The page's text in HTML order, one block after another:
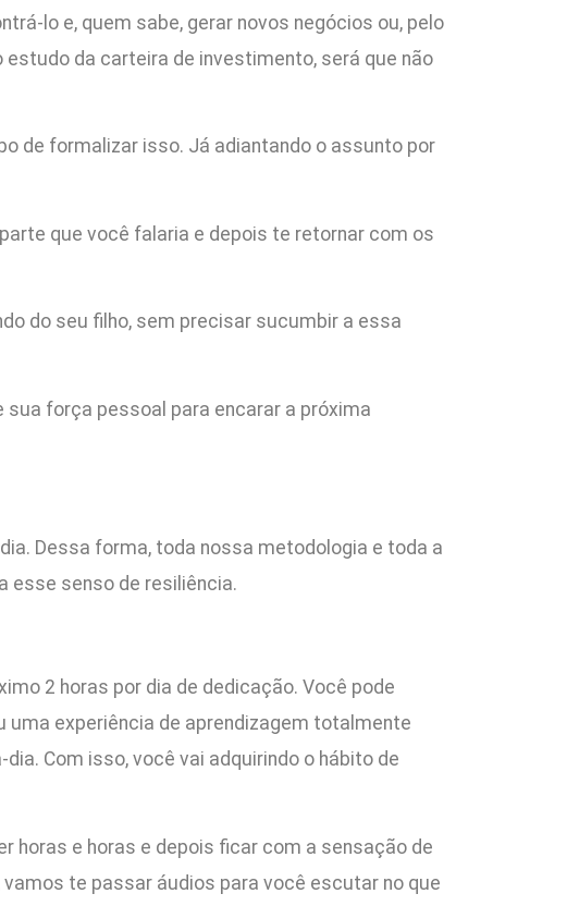
lo e, quem sabe, gerar novos negócios ou, pelo
da carteira de investimento, será que não
de formalizar isso. Já adiantando o assunto por
que você falaria e depois te retornar com os
do seu filho, sem precisar sucumbir a essa
força pessoal para encarar a próxima
Dessa forma, toda nossa metodologia e toda a
esse senso de resiliência.
2 horas por dia de dedicação. Você pode
uma experiência de aprendizagem totalmente
Com isso, você vai adquirindo o hábito de
horas e horas e depois ficar com a sensação de
vamos te passar áudios para você escutar no que